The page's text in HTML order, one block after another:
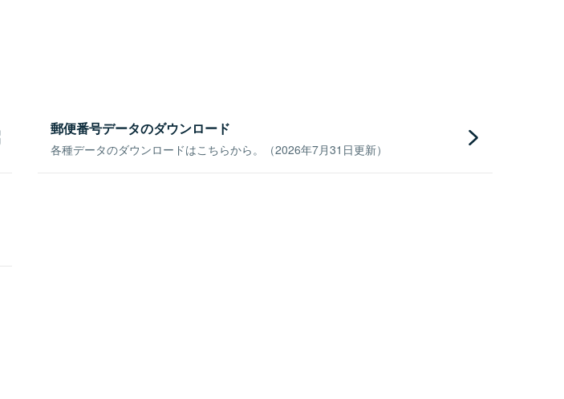
郵便番号データのダウンロード
各種データのダウンロードはこちらから。（2026年7月31日更新）